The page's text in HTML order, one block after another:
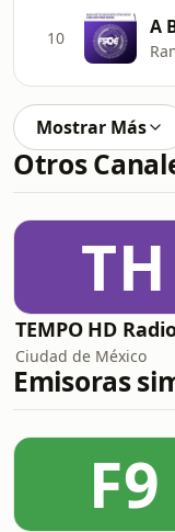
10
Mostrar Más
Otros
TH
Ciudad de México
Emisoras
F9